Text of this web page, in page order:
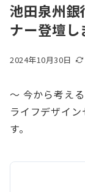
池田泉州
ナー登壇し
2024年10月30日
～ 今から考え
ライフデザイ
す。